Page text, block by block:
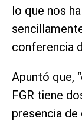
lo que nos
conferencia
Apuntó que,
FGR tiene
presencia